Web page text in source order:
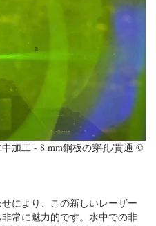
加工 - 8 mm鋼板の穿孔/貫通 ©
により、この新しいレーザー
常に魅力的です。水中での非